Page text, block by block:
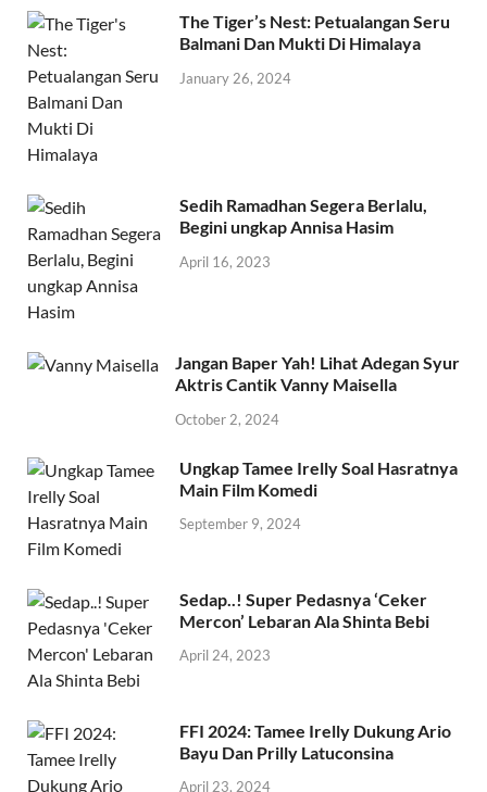
The Tiger’s Nest: Petualangan Seru
Balmani Dan Mukti Di Himalaya
January 26, 2024
Sedih Ramadhan Segera Berlalu,
Begini ungkap Annisa Hasim
April 16, 2023
Jangan Baper Yah! Lihat Adegan Syur
Aktris Cantik Vanny Maisella
October 2, 2024
Ungkap Tamee Irelly Soal Hasratnya
Main Film Komedi
September 9, 2024
Sedap..! Super Pedasnya ‘Ceker
Mercon’ Lebaran Ala Shinta Bebi
April 24, 2023
FFI 2024: Tamee Irelly Dukung Ario
Bayu Dan Prilly Latuconsina
April 23, 2024